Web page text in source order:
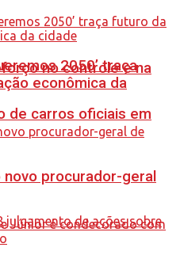
no controle e na
de carros oficiais em
2050’ traça
econômica da
procurador-geral